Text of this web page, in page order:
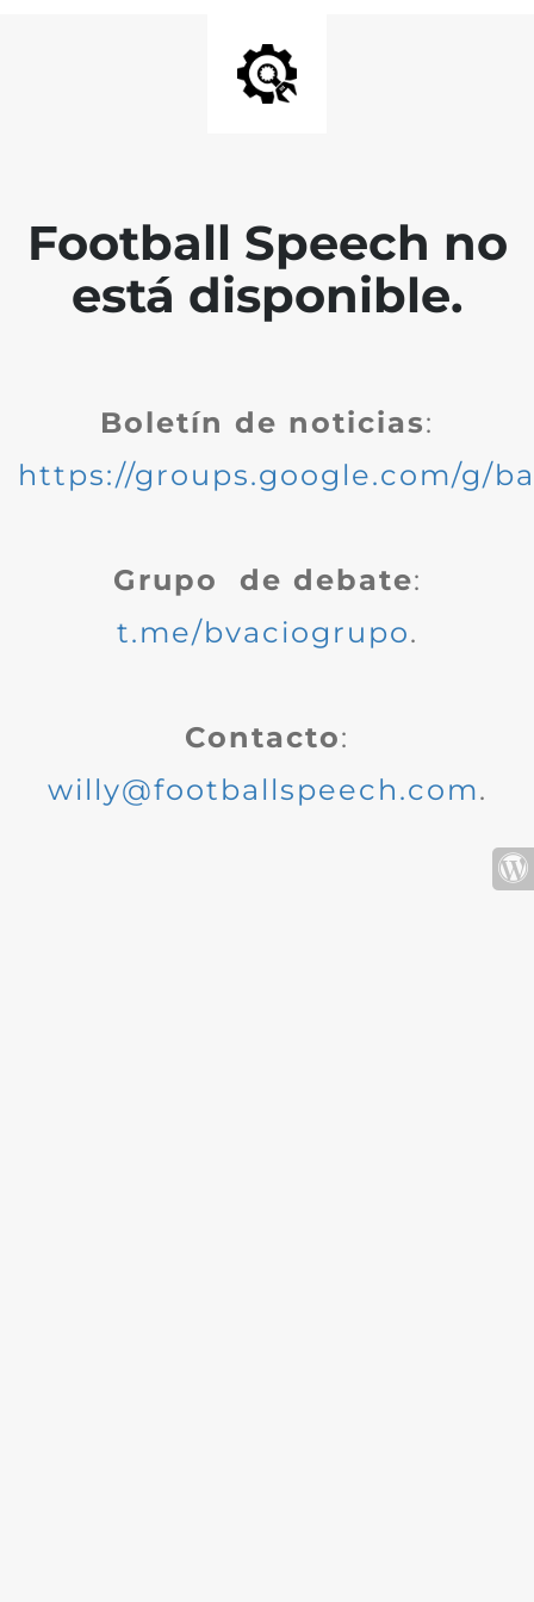
Football Speech no
está disponible.
Boletín de noticias:
https://groups.google.com/g/
Grupo de debate:
t.me/bvaciogrupo.
Contacto:
willy@footballspeech.com.